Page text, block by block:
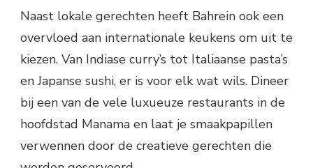
Naast lokale gerechten heeft Bahrein ook een
overvloed aan internationale keukens om uit te
kiezen. Van Indiase curry’s tot Italiaanse pasta’s
en Japanse sushi, er is voor elk wat wils. Dineer
bij een van de vele luxueuze restaurants in de
hoofdstad Manama en laat je smaakpapillen
verwennen door de creatieve gerechten die